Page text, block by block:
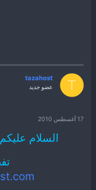
T
tazahost
عضو جديد
17 أغسطس 2010
السلام